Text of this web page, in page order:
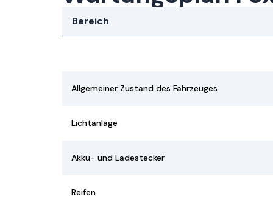
Bereich
Allgemeiner Zustand des Fahrzeuges
Lichtanlage
Akku- und Ladestecker
Reifen